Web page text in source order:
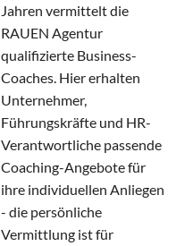
Jahren vermittelt die
RAUEN Agentur
qualifizierte Business-
Coaches. Hier erhalten
Unternehmer,
Führungskräfte und HR-
Verantwortliche passende
Coaching-Angebote für
ihre individuellen Anliegen
- die persönliche
Vermittlung ist für